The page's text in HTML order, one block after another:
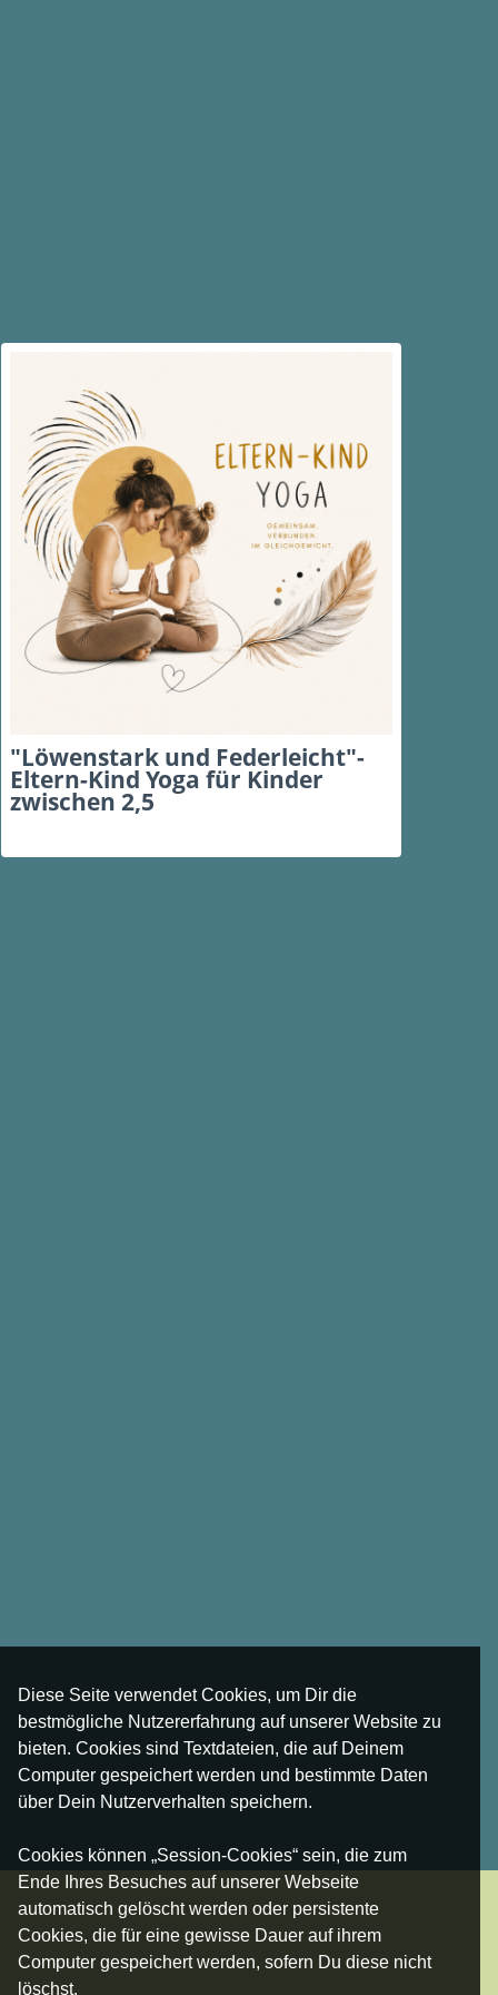
Diese Seite verwendet Cookies, um Dir die
bestmögliche Nutzererfahrung auf unserer Website zu
bieten. Cookies sind Textdateien, die auf Deinem
Computer gespeichert werden und bestimmte Daten
über Dein Nutzerverhalten speichern.
Cookies können „Session-Cookies“ sein, die zum
Ende Ihres Besuches auf unserer Webseite
automatisch gelöscht werden oder persistente
Cookies, die für eine gewisse Dauer auf ihrem
Computer gespeichert werden, sofern Du diese nicht
löschst.
"Löwenstark und Federleicht"-
Eltern-Kind Yoga für Kinder
zwischen 2,5